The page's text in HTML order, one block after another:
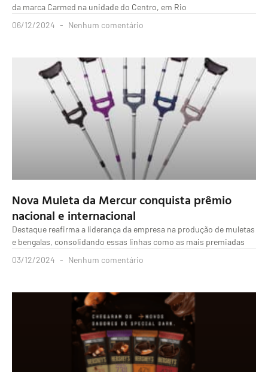
da marca Carmed na unidade do Centro, em Rio
06/12/2024
Nenhum comentário
Nova Muleta da Mercur conquista prêmio
nacional e internacional
Destaque reafirma a liderança da empresa na produção de muletas
e bengalas, consolidando essas linhas como as mais premiadas
03/12/2024
Nenhum comentário